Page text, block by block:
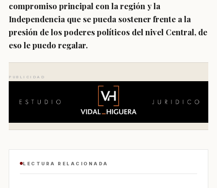
compromiso principal con la región y la
Independencia que se pueda sostener frente a la
presión de los poderes políticos del nivel Central, de
eso le puedo regalar.
PUBLICIDAD
LECTURA RELACIONADA